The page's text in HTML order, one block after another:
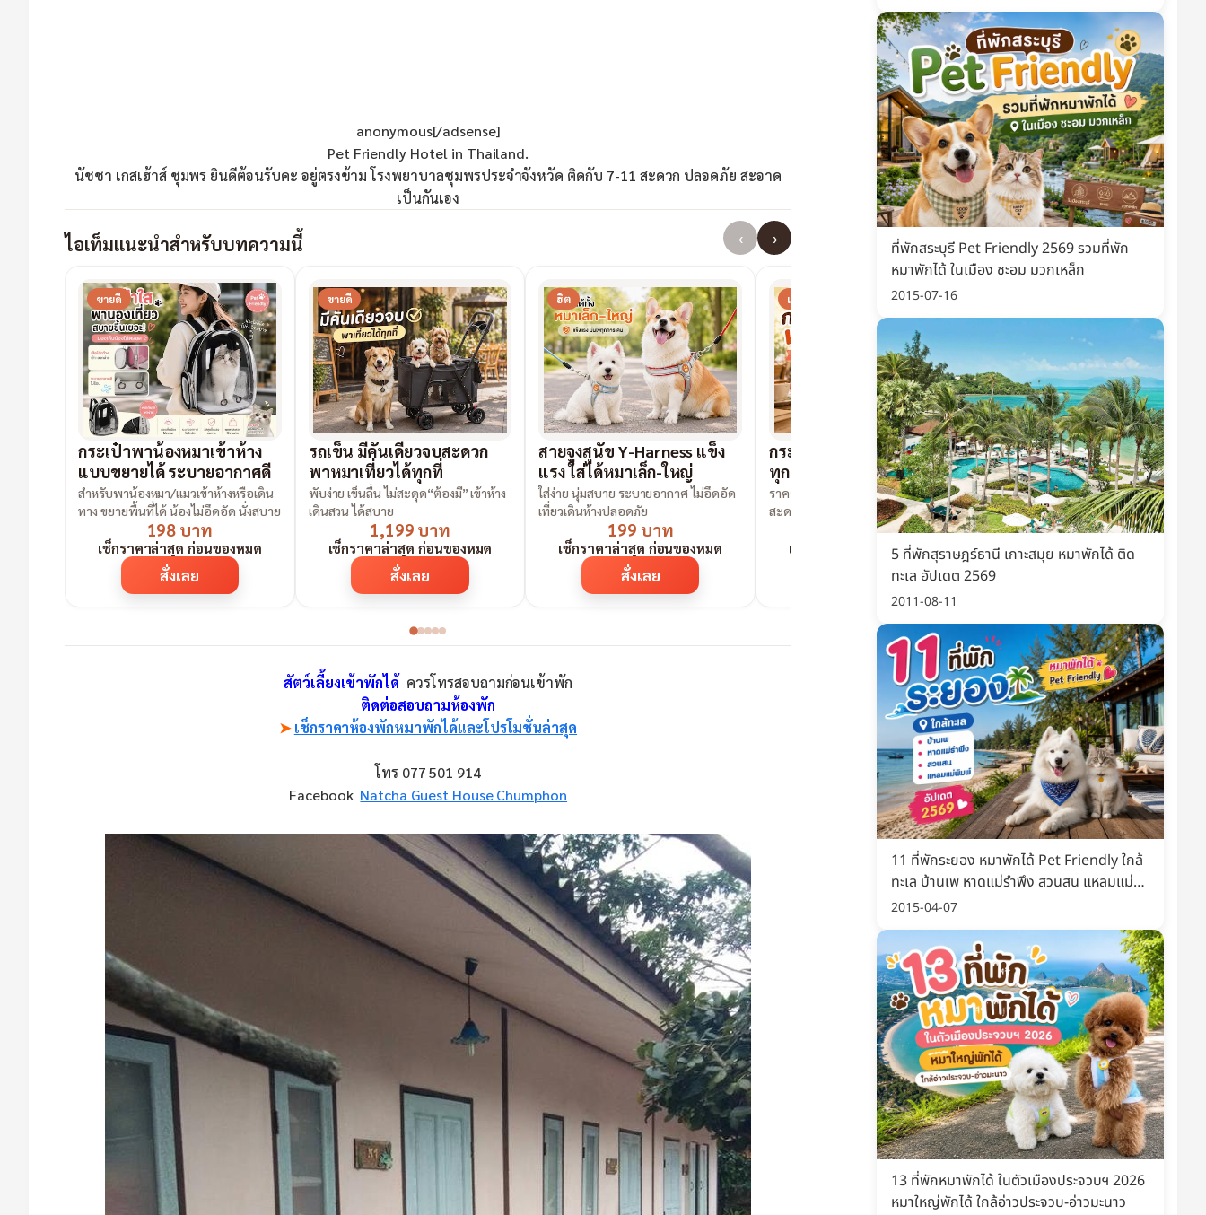
anonymous[/adsense]
Pet Friendly Hotel in Thailand.
นัชชา เกสเฮ้าส์ ชุมพร ยินดีต้อนรับคะ อยู่ตรงข้าม โรงพยาบาลชุมพรประจำจังหวัด ติดกับ 7-11 สะดวก ปลอดภัย สะอาด
เป็นกันเอง
ไอเท็มแนะนำสำหรับบทความนี้ ‹ ›
ขายดี
กระเป๋าพาน้องหมาเข้าห้าง
แบบขยายได้ ระบายอากาศดี
สำหรับพาน้องหมา/แมวเข้าห้างหรือเดิน
ทาง ขยายพื้นที่ได้ น้องไม่อึดอัด นั่งสบาย
198 บาท
เช็กราคาล่าสุด ก่อนของหมด
สั่งเลย
ขายดี
รถเข็น มีคันเดียวจบสะดวก
พาหมาเที่ยวได้ทุกที่
พับง่าย เข็นลื่น ไม่สะดุด“ต้องมี” เข้าห้าง
เดินสวน ได้สบาย
1,199 บาท
เช็กราคาล่าสุด ก่อนของหมด
สั่งเลย
ฮิต
สายจูงสุนัข Y-Harness แข็ง
แรง ใส่ได้หมาเล็ก-ใหญ่
ใส่ง่าย นุ่มสบาย ระบายอากาศ ไม่อึดอัด
เที่ยวเดินห้างปลอดภัย
199 บาท
เช็กราคาล่าสุด ก่อนของหมด
สั่งเลย
แนะนำ
กระเป๋าแมว พาน้องเที่ยวได้
ทุกที่ ราคาสบายกระเป๋า
ราคาสบายกระเป๋า พกพาง่าย เที่ยวไหนก็
สะดวก
เริ่มต้น 118 บาท
เช็กราคาล่าสุด ก่อนของหมด
ถุงเก็บอึน้องหมา
พกไว้ จบทุกสถานการณ์
เริ่มต้น 4 บาท
เช็กราคาล่าสุด ก่อนของหมด
สัตว์เลี้ยงเข้าพักได้ ควรโทรสอบถามก่อนเข้าพัก
ติดต่อสอบถามห้องพัก
➤ เช็กราคาห้องพักหมาพักได้และโปรโมชั่นล่าสุด
โทร 077 501 914
Facebook Natcha Guest House Chumphon
ที่พักสระบุรี Pet Friendly 2569 รวมที่พัก
หมาพักได้ ในเมือง ชะอม มวกเหล็ก
2015-07-16
5 ที่พักสุราษฎร์ธานี เกาะสมุย หมาพักได้ ติด
ทะเล อัปเดต 2569
2011-08-11
11 ที่พักระยอง หมาพักได้ Pet Friendly ใกล้
ทะเล บ้านเพ หาดแม่รำพึง สวนสน แหลมแม่
พิมพ์ อัปเดต 2569
2015-04-07
13 ที่พักหมาพักได้ ในตัวเมืองประจวบฯ 2026
หมาใหญ่พักได้ ใกล้อ่าวประจวบ-อ่าวมะนาว